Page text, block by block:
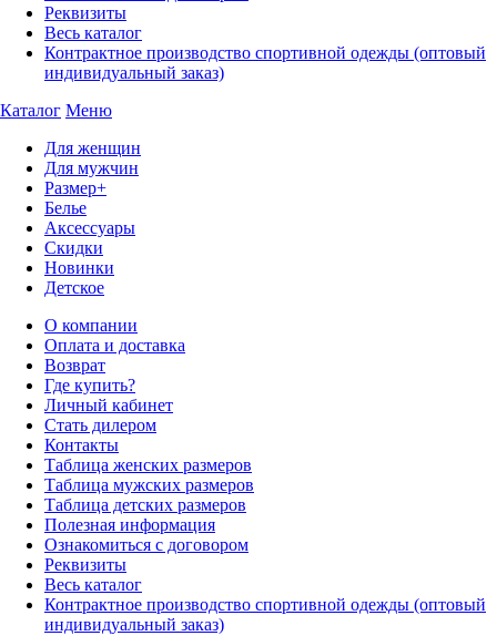
Реквизиты
Весь каталог
Контрактное производство спортивной одежды (оптовый
индивидуальный заказ)
Каталог Меню
Для женщин
Для мужчин
Размер+
Белье
Аксессуары
Скидки
Новинки
Детское
О компании
Оплата и доставка
Возврат
Где купить?
Личный кабинет
Стать дилером
Контакты
Таблица женских размеров
Таблица мужских размеров
Таблица детских размеров
Полезная информация
Ознакомиться с договором
Реквизиты
Весь каталог
Контрактное производство спортивной одежды (оптовый
индивидуальный заказ)